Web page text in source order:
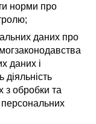
норми про
даних про
законодавства
даних і
з обробки та